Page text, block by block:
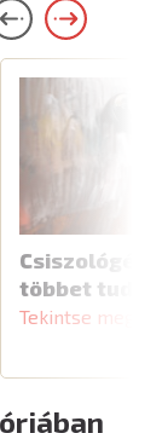
Csiszológép,
többet tud
Tekintse meg a